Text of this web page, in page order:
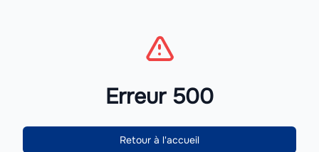
Erreur 500
Retour à l'accueil